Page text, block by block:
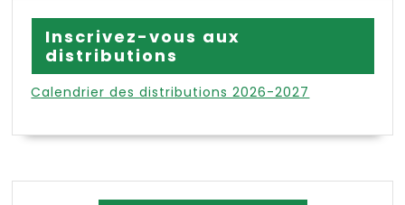
Inscrivez-vous aux
distributions
Calendrier des distributions 2026-2027